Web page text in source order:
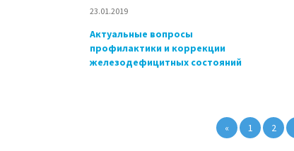
23.01.2019
Актуальные вопросы
профилактики и коррекции
железодефицитных состояний
« 1 2